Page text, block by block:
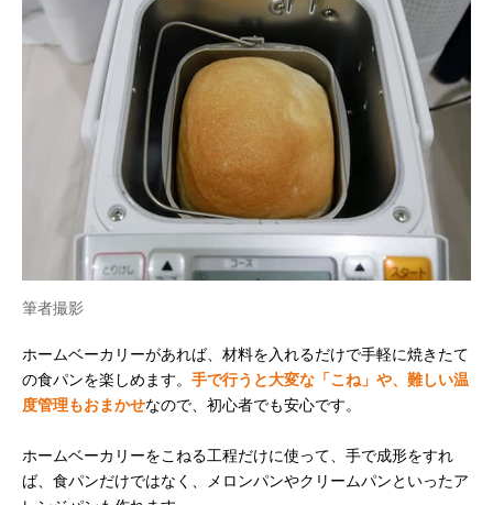
筆者撮影
ホームベーカリーがあれば、材料を入れるだけで手軽に焼きたて
の食パンを楽しめます。 手で行うと大変な「こね」や、難しい温
度管理もおまかせなので、初心者でも安心です。
ホームベーカリーをこねる工程だけに使って、手で成形をすれ
ば、食パンだけではなく、メロンパンやクリームパンといったア